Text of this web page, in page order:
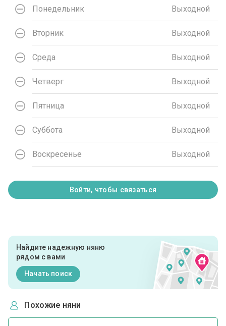
Понедельник Выходной
Вторник Выходной
Среда Выходной
Четверг Выходной
Пятница Выходной
Суббота Выходной
Воскресенье Выходной
Войти, чтобы связаться
Найдите надежную няню
рядом с вами
Начать поиск
Похожие няни